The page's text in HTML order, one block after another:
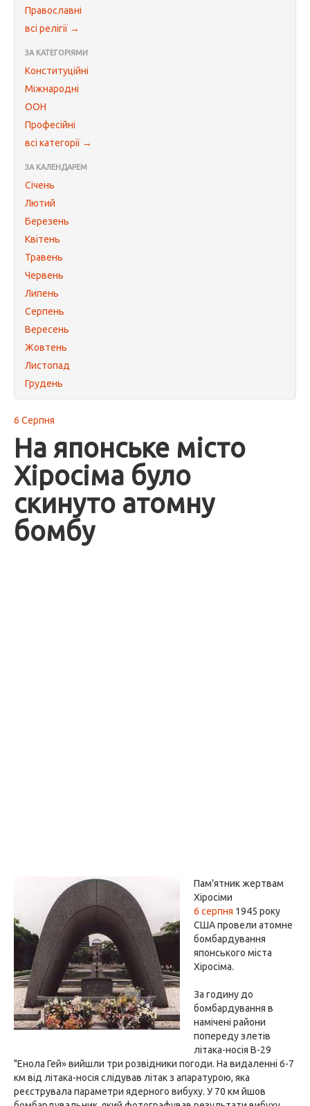
Православні
всі релігії →
ЗА КАТЕГОРІЯМИ
Конституційні
Міжнародні
ООН
Професійні
всі категорії →
ЗА КАЛЕНДАРЕМ
Січень
Лютий
Березень
Квітень
Травень
Червень
Липень
Серпень
Вересень
Жовтень
Листопад
Грудень
6 Серпня
На японське місто
Хіросіма було
скинуто атомну
бомбу
Пам'ятник жертвам
Хіросіми
6 серпня 1945 року
США провели атомне
бомбардування
японського міста
Хіросіма.
За годину до
бомбардування в
намічені райони
попереду злетів
літака-носія В-29
"Енола Гей» вийшли три розвідники погоди. На видаленні 6-7
км від літака-носія слідував літак з апаратурою, яка
реєструвала параметри ядерного вибуху. У 70 км йшов